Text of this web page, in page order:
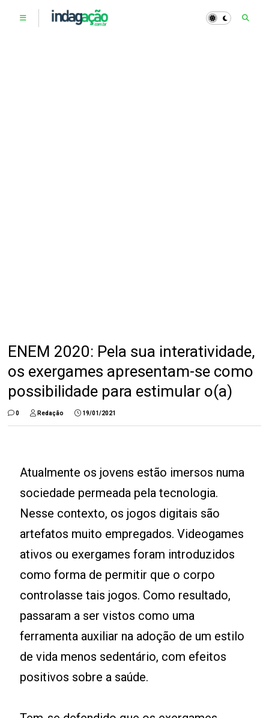
ENEM 2020: Pela sua interatividade,
os exergames apresentam-se como
possibilidade para estimular o(a)
0 Redação 19/01/2021
Atualmente os jovens estão imersos numa
sociedade permeada pela tecnologia.
Nesse contexto, os jogos digitais são
artefatos muito empregados. Videogames
ativos ou exergames foram introduzidos
como forma de permitir que o corpo
controlasse tais jogos. Como resultado,
passaram a ser vistos como uma
ferramenta auxiliar na adoção de um estilo
de vida menos sedentário, com efeitos
positivos sobre a saúde.